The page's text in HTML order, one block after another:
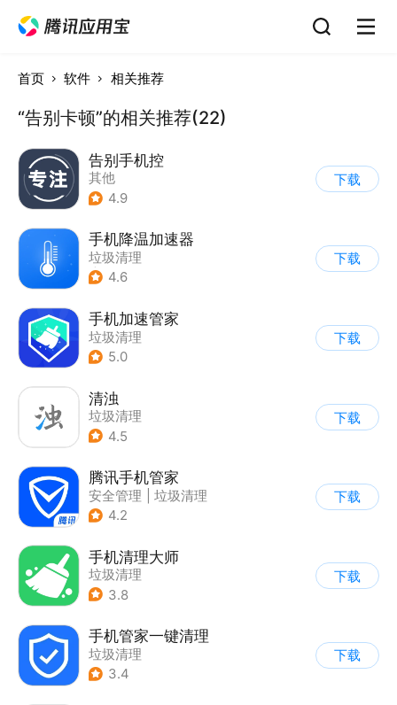
首页 软件 相关推荐
“告别卡顿”的相关推荐(22)
告别手机控
其他
4.9
下载
手机降温加速器
垃圾清理
| 省电/电池管理
4.6
下载
手机加速管家
垃圾清理
5.0
下载
清浊
垃圾清理
4.5
下载
腾讯手机管家
安全管理
垃圾清理
4.2
下载
手机清理大师
垃圾清理
3.8
下载
手机管家一键清理
垃圾清理
3.4
下载